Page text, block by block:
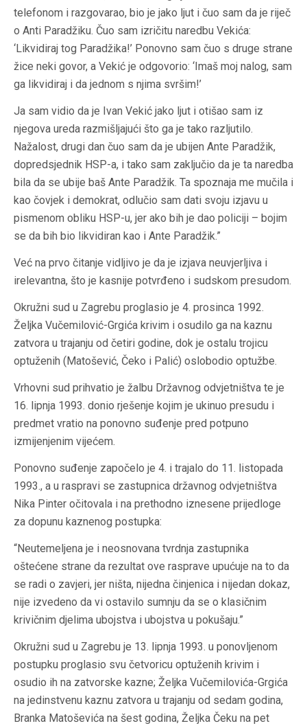
telefonom i razgovarao, bio je jako ljut i čuo sam da je riječ
o Anti Paradžiku. Čuo sam izričitu naredbu Vekića:
‘Likvidiraj tog Paradžika!’ Ponovno sam čuo s druge strane
žice neki govor, a Vekić je odgovorio: ‘Imaš moj nalog, sam
ga likvidiraj i da jednom s njima svršim!’
Ja sam vidio da je Ivan Vekić jako ljut i otišao sam iz
njegova ureda razmišljajući što ga je tako razljutilo.
Nažalost, drugi dan čuo sam da je ubijen Ante Paradžik,
dopredsjednik HSP-a, i tako sam zaključio da je ta naredba
bila da se ubije baš Ante Paradžik. Ta spoznaja me mučila i
kao čovjek i demokrat, odlučio sam dati svoju izjavu u
pismenom obliku HSP-u, jer ako bih je dao policiji – bojim
se da bih bio likvidiran kao i Ante Paradžik.”
Već na prvo čitanje vidljivo je da je izjava neuvjerljiva i
irelevantna, što je kasnije potvrđeno i sudskom presudom.
Okružni sud u Zagrebu proglasio je 4. prosinca 1992.
Željka Vučemilović-Grgića krivim i osudilo ga na kaznu
zatvora u trajanju od četiri godine, dok je ostalu trojicu
optuženih (Matošević, Čeko i Palić) oslobodio optužbe.
Vrhovni sud prihvatio je žalbu Državnog odvjetništva te je
16. lipnja 1993. donio rješenje kojim je ukinuo presudu i
predmet vratio na ponovno suđenje pred potpuno
izmijenjenim vijećem.
Ponovno suđenje započelo je 4. i trajalo do 11. listopada
1993., a u raspravi se zastupnica državnog odvjetništva
Nika Pinter očitovala i na prethodno iznesene prijedloge
za dopunu kaznenog postupka:
“Neutemeljena je i neosnovana tvrdnja zastupnika
oštećene strane da rezultat ove rasprave upućuje na to da
se radi o zavjeri, jer ništa, nijedna činjenica i nijedan dokaz,
nije izvedeno da vi ostavilo sumnju da se o klasičnim
krivičnim djelima ubojstva i ubojstva u pokušaju.”
Okružni sud u Zagrebu je 13. lipnja 1993. u ponovljenom
postupku proglasio svu četvoricu optuženih krivim i
osudio ih na zatvorske kazne; Željka Vučemilovića-Grgića
na jedinstvenu kaznu zatvora u trajanju od sedam godina,
Branka Matoševića na šest godina, Željka Čeku na pet